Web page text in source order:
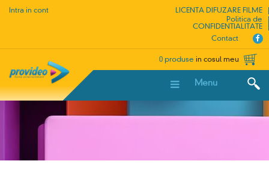
Intra in cont
LICENTA DIFUZARE FILME
Politica de
CONFIDENTIALITATE
Contact
0 produse in cosul meu
Menu